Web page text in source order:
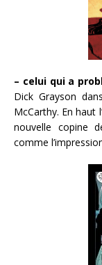
– celui qui a
Dick Grayson
McCarthy. En haut
nouvelle copine
comme